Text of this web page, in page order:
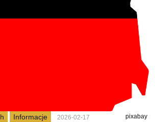
Informacje 2026-02-17 pixabay